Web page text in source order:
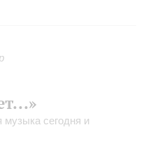
сегодня и